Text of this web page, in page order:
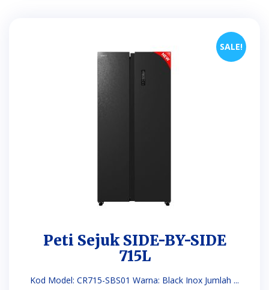
SALE!
Peti Sejuk SIDE-BY-SIDE
715L
Kod Model: CR715-SBS01 Warna: Black Inox Jumlah ...